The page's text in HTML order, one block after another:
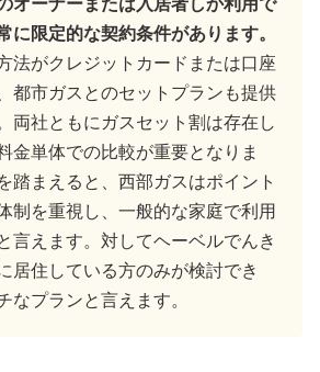
に限定的な契約条件があります。
法がクレジットカードまたは口座
都市ガスとのセットプランも提供
両社ともにガスセット割は存在し
金単体での比較が重要となりま
踏まえると、西部ガスはポイント
制を重視し、一般的な家庭で利用
言えます。対してヘーベルでんき
居住している方のみが検討でき
なプランと言えます。